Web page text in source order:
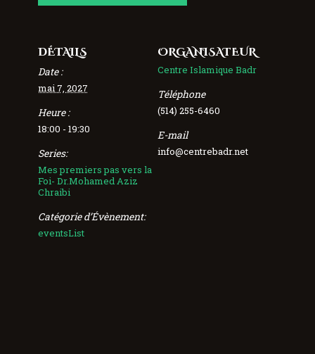
DÉTAILS
Date :
mai 7, 2027
Heure :
18:00 - 19:30
Series:
Mes premiers pas vers la
Foi- Dr.Mohamed Aziz
Chraibi
Catégorie d’Évènement:
eventsList
ORGANISATEUR
Centre Islamique Badr
Téléphone
(514) 255-6460
E-mail
info@centrebadr.net